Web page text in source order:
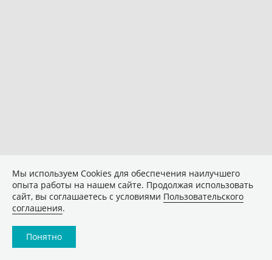
Мы используем Сookies для обеспечения наилучшего
опыта работы на нашем сайте. Продолжая использовать
сайт, вы соглашаетесь с условиями Пользовательского
соглашения.
Понятно